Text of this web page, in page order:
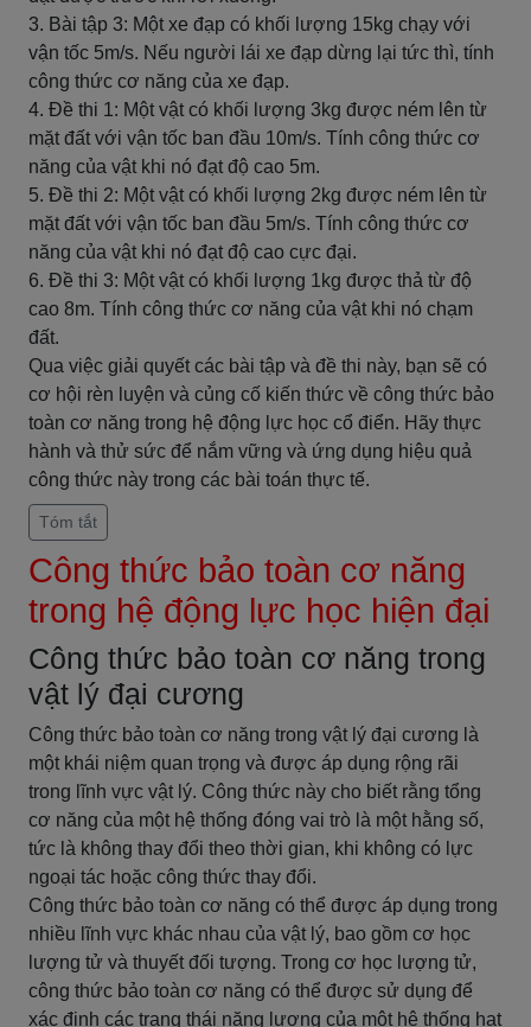
3. Bài tập 3: Một xe đạp có khối lượng 15kg chạy với
vận tốc 5m/s. Nếu người lái xe đạp dừng lại tức thì, tính
công thức cơ năng của xe đạp.
4. Đề thi 1: Một vật có khối lượng 3kg được ném lên từ
mặt đất với vận tốc ban đầu 10m/s. Tính công thức cơ
năng của vật khi nó đạt độ cao 5m.
5. Đề thi 2: Một vật có khối lượng 2kg được ném lên từ
mặt đất với vận tốc ban đầu 5m/s. Tính công thức cơ
năng của vật khi nó đạt độ cao cực đại.
6. Đề thi 3: Một vật có khối lượng 1kg được thả từ độ
cao 8m. Tính công thức cơ năng của vật khi nó chạm
đất.
Qua việc giải quyết các bài tập và đề thi này, bạn sẽ có
cơ hội rèn luyện và củng cố kiến thức về công thức bảo
toàn cơ năng trong hệ động lực học cổ điển. Hãy thực
hành và thử sức để nắm vững và ứng dụng hiệu quả
công thức này trong các bài toán thực tế.
Tóm tắt
Công thức bảo toàn cơ năng
trong hệ động lực học hiện đại
Công thức bảo toàn cơ năng trong
vật lý đại cương
Công thức bảo toàn cơ năng trong vật lý đại cương là
một khái niệm quan trọng và được áp dụng rộng rãi
trong lĩnh vực vật lý. Công thức này cho biết rằng tổng
cơ năng của một hệ thống đóng vai trò là một hằng số,
tức là không thay đổi theo thời gian, khi không có lực
ngoại tác hoặc công thức thay đổi.
Công thức bảo toàn cơ năng có thể được áp dụng trong
nhiều lĩnh vực khác nhau của vật lý, bao gồm cơ học
lượng tử và thuyết đối tượng. Trong cơ học lượng tử,
công thức bảo toàn cơ năng có thể được sử dụng để
xác định các trạng thái năng lượng của một hệ thống hạt